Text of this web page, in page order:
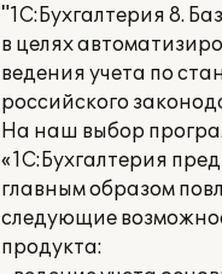
"1С:Бухгалтерия 8.
в целях
ведения учета по
российского
На наш выбор
«1С:Бухгалтерия
главным образом
следующие
продукта: